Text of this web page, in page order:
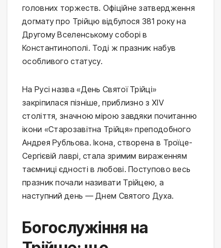
головних торжеств. Офіційне затвердження
догмату про Трійцю відбулося 381 року на
Другому Вселенському соборі в
Константинополі. Тоді ж празник набув
особливого статусу.
На Русі назва «День Святої Трійці»
закріпилася пізніше, приблизно з XIV
століття, значною мірою завдяки почитанню
ікони «Старозавітна Трійця» преподобного
Андрея Рубльова. Ікона, створена в Троїце-
Сергієвій лаврі, стала зримим вираженням
таємниці єдності в любові. Поступово весь
празник почали називати Трійцею, а
наступний день — Днем Святого Духа.
Богослужіння на